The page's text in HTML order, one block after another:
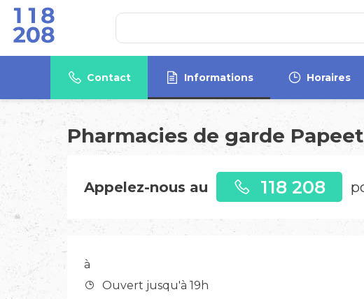
Contact Informations Horaires
Pharmacies de garde
Appelez-nous au 118 208
à
Ouvert jusqu'à 19h